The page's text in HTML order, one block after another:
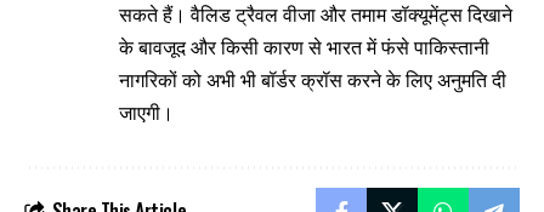
सकते हैं। वैलिड ट्रैवल वीजा और तमाम डॉक्यूमेंट्स दिखाने
के बावजूद और किसी कारण से भारत में फंसे पाकिस्तानी
नागरिकों को अभी भी बॉर्डर क्रॉस करने के लिए अनुमति दी
जाएगी।